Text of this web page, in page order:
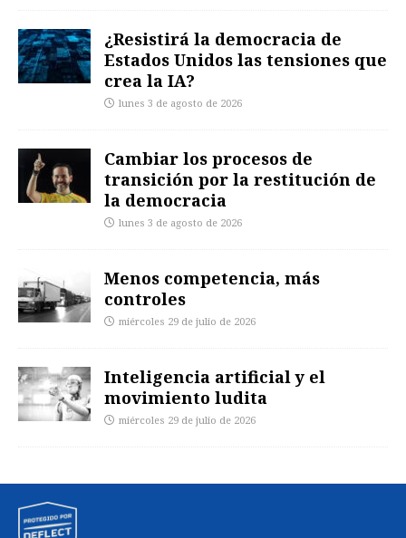
¿Resistirá la democracia de
Estados Unidos las tensiones que
crea la IA?
lunes 3 de agosto de 2026
Cambiar los procesos de
transición por la restitución de
la democracia
lunes 3 de agosto de 2026
Menos competencia, más
controles
miércoles 29 de julio de 2026
Inteligencia artificial y el
movimiento ludita
miércoles 29 de julio de 2026